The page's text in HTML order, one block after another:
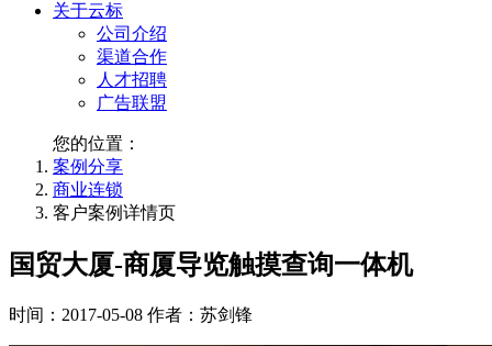
关于云标
公司介绍
渠道合作
人才招聘
广告联盟
您的位置：
案例分享
商业连锁
客户案例详情页
国贸大厦-商厦导览触摸查询一体机
时间：2017-05-08 作者：苏剑锋